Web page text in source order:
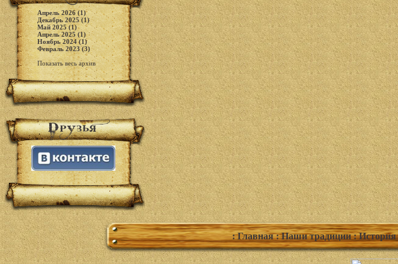
Апрель 2026 (1)
Декабрь 2025 (1)
Май 2025 (1)
Апрель 2025 (1)
Ноябрь 2024 (1)
Февраль 2023 (3)
Показать весь архив
: Главная : Наши традиции : История